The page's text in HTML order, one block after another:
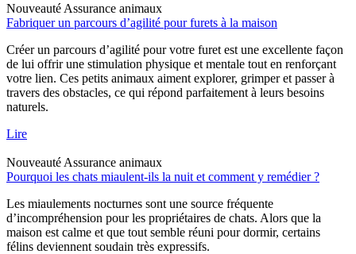
Nouveauté Assurance animaux
Fabriquer un parcours d’agilité pour furets à la maison
Créer un parcours d’agilité pour votre furet est une excellente façon
de lui offrir une stimulation physique et mentale tout en renforçant
votre lien. Ces petits animaux aiment explorer, grimper et passer à
travers des obstacles, ce qui répond parfaitement à leurs besoins
naturels.
Lire
Nouveauté Assurance animaux
Pourquoi les chats miaulent-ils la nuit et comment y remédier ?
Les miaulements nocturnes sont une source fréquente
d’incompréhension pour les propriétaires de chats. Alors que la
maison est calme et que tout semble réuni pour dormir, certains
félins deviennent soudain très expressifs.